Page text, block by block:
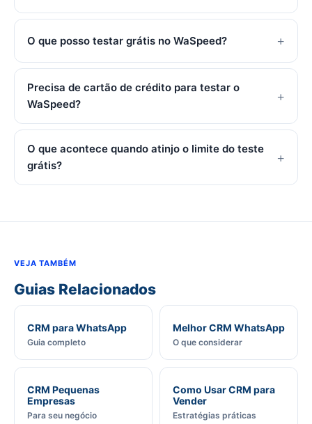
O que posso testar grátis no WaSpeed?
Precisa de cartão de crédito para testar o
WaSpeed?
O que acontece quando atinjo o limite do teste
grátis?
VEJA TAMBÉM
Guias Relacionados
CRM para WhatsApp
Guia completo
Melhor CRM WhatsApp
O que considerar
CRM Pequenas
Empresas
Para seu negócio
Como Usar CRM para
Vender
Estratégias práticas